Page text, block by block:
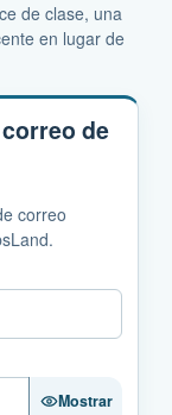
de clase, una
en lugar de
de
correo
Mostrar